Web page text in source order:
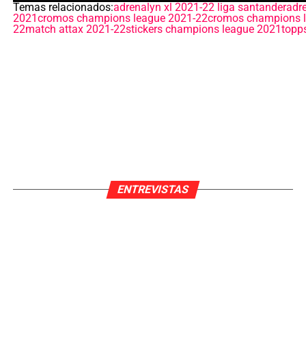
Temas relacionados:adrenalyn xl 2021-22 liga santander
2021cromos champions league 2021-22cromos champions
22match attax 2021-22stickers champions league 2021
ENTREVISTAS